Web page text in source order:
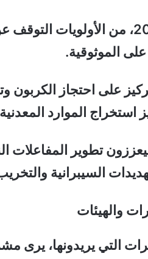
بالنسبة لمشروع 2025، من
الموثوقية.
استخراج الموارد
تطوير المفاعلات
السيبرانية
والهيئات